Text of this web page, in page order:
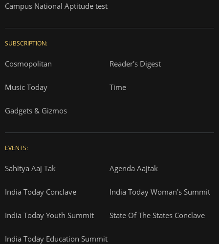
Campus National Aptitude test
SUBSCRIPTION:
Cosmopolitan Reader's Digest
Music Today Time
Gadgets & Gizmos
EVENTS:
Sahitya Aaj Tak Agenda Aajtak
India Today Conclave India Today Woman's Summit
India Today Youth Summit State Of The States Conclave
India Today Education Summit